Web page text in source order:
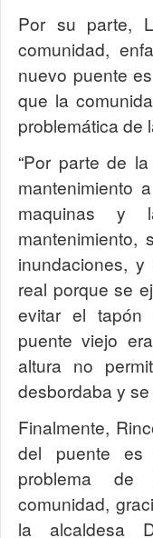
Por su parte,
comunidad,
nuevo puente
que la
problemática de
“Por parte de
mantenimiento
maquinas y
mantenimiento,
inundaciones,
real porque se
evitar el tapón
puente viejo
altura no
desbordaba y
Finalmente,
del puente
problema
comunidad,
la alcaldesa